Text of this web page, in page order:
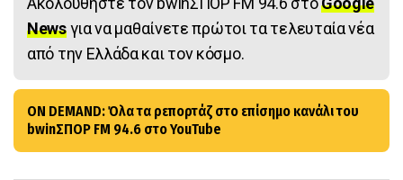
Newsγια να μαθαίνετε πρώτοι τα τελευταία νέα
από την Ελλάδα και τον κόσμο.
ON DEMAND: Όλα τα ρεπορτάζ στο επίσημο κανάλι του
bwinΣΠΟΡ FM 94.6 στο YouTube